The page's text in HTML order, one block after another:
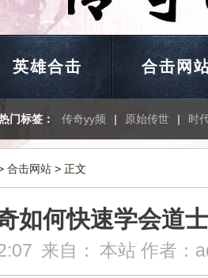
英雄合击 合击网
门标签： 传奇yy频 | 原始传世 | 时
合击网站 > 正文
如何快速学会道
来自： 本站 作者：